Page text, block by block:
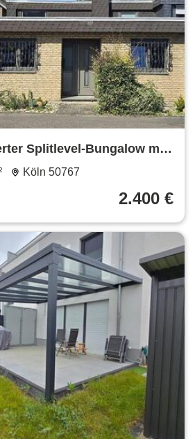
Splitlevel-Bungalow mit
Köln 50767
2.400 €